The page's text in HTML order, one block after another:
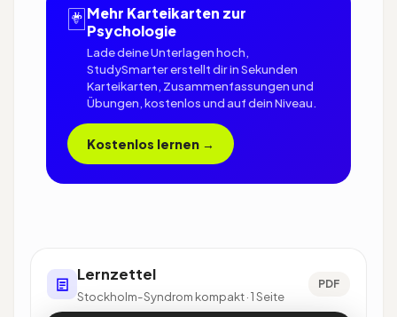
🃏Mehr Karteikarten zur
Psychologie
Lade deine Unterlagen hoch,
StudySmarter erstellt dir in Sekunden
Karteikarten, Zusammenfassungen und
Übungen, kostenlos und auf dein Niveau.
Kostenlos lernen →
Lernzettel
Stockholm-Syndrom kompakt · 1 Seite
PDF